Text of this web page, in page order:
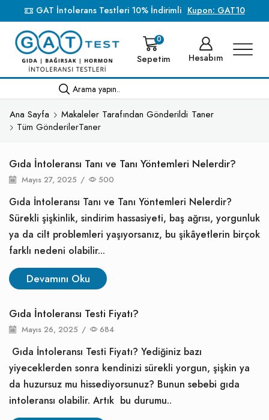
GAT İntolerans Testleri 10% İndirimli Kupon: GAT10
0
Sepetim Hesabım
Arama yapın..
Ana Sayfa Makaleler Tarafından Gönderildi Taner
Tüm GönderilerTaner
Gıda İntoleransı Tanı ve Tanı Yöntemleri Nelerdir?
Mayıs 27, 2025 / 500
Gıda İntoleransı Tanı ve Tanı Yöntemleri Nelerdir?
Sürekli şişkinlik, sindirim hassasiyeti, baş ağrısı, yorgunluk
ya da cilt problemleri yaşıyorsanız, bu şikâyetlerin birçok
farklı nedeni olabilir...
Devamını Oku
Gıda İntoleransı Testi Fiyatı?
Mayıs 26, 2025 / 684
Gıda İntoleransı Testi Fiyatı? Yediğiniz bazı
yiyeceklerden sonra kendinizi sürekli yorgun, şişkin ya
da huzursuz mu hissediyorsunuz? Bunun sebebi gıda
intoleransı olabilir. Artık bu durumu..